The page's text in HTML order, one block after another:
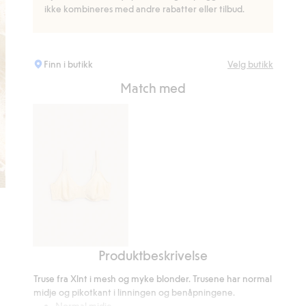
ikke kombineres med andre rabatter eller tilbud.
Finn i butikk Velg butikk
Match med
Produktbeskrivelse
Truse fra Xlnt i mesh og myke blonder. Trusene har normal
midje og pikotkant i linningen og benåpningene.